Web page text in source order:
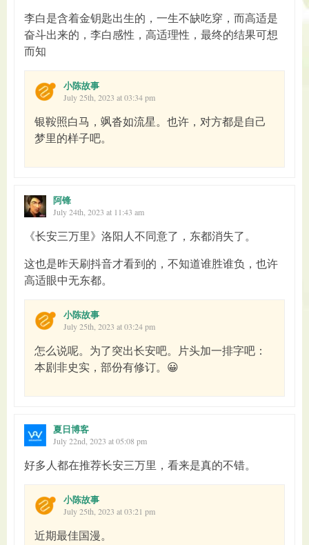
李白是含着金钥匙出生的，一生不缺吃穿，而高适是
奋斗出来的，李白感性，高适理性，最终的结果可想
而知
小陈故事
July 25th, 2023 at 03:34 pm
银鞍照白马，飒沓如流星。也许，对方都是自己
梦里的样子吧。
阿锋
July 24th, 2023 at 11:43 am
《长安三万里》洛阳人不同意了，东都消失了。
这也是昨天刷抖音才看到的，不知道谁胜谁负，也许
高适眼中无东都。
小陈故事
July 25th, 2023 at 03:24 pm
怎么说呢。为了突出长安吧。片头加一排字吧：
本剧非史实，部份有修订。😀
夏日博客
July 22nd, 2023 at 05:08 pm
好多人都在推荐长安三万里，看来是真的不错。
小陈故事
July 25th, 2023 at 03:21 pm
近期最佳国漫。